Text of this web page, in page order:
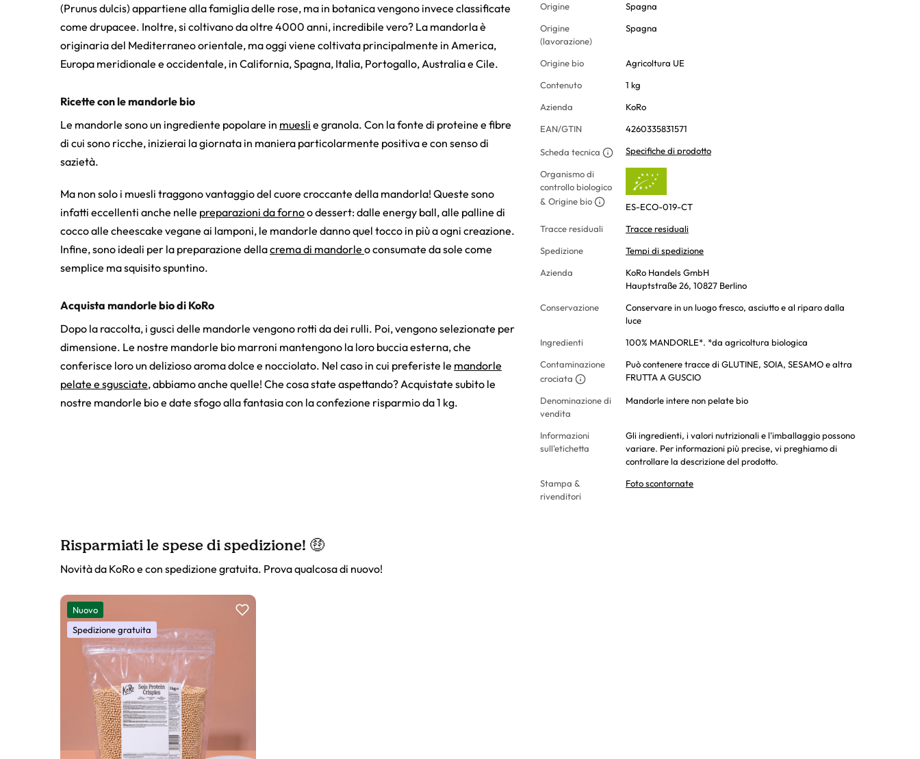
(Prunus dulcis) appartiene alla famiglia delle rose, ma in botanica vengono invece classificate
come drupacee. Inoltre, si coltivano da oltre 4000 anni, incredibile vero? La mandorla è
originaria del Mediterraneo orientale, ma oggi viene coltivata principalmente in America,
Europa meridionale e occidentale, in California, Spagna, Italia, Portogallo, Australia e Cile.
Ricette con le mandorle bio
Le mandorle sono un ingrediente popolare in muesli e granola. Con la fonte di proteine e fibre
di cui sono ricche, inizierai la giornata in maniera particolarmente positiva e con senso di
sazietà.
Ma non solo i muesli traggono vantaggio del cuore croccante della mandorla! Queste sono
infatti eccellenti anche nelle preparazioni da fornoo dessert: dalle energy ball, alle palline di
cocco alle cheescake vegane ai lamponi, le mandorle danno quel tocco in più a ogni creazione.
Infine, sono ideali per la preparazione dellacrema di mandorle o consumate da sole come
semplice ma squisito spuntino.
Acquista mandorle bio di KoRo
Dopo la raccolta, i gusci delle mandorle vengono rotti da dei rulli. Poi, vengono selezionate per
dimensione. Le nostre mandorle bio marroni mantengono la loro buccia esterna, che
conferisce loro un delizioso aroma dolce e nocciolato. Nel caso in cui preferiste le mandorle
pelate e sgusciate, abbiamo anche quelle! Che cosa state aspettando? Acquistate subito le
nostre mandorle bio e date sfogo alla fantasia con la confezione risparmio da 1 kg.
Origine
Spagna
Origine
(lavorazione)
Spagna
Origine bio
Agricoltura UE
Contenuto
1 kg
Azienda
KoRo
EAN/GTIN
4260335831571
Scheda tecnica Specifiche di prodotto
Organismo di
controllo biologico
& Origine bio
ES-ECO-019-CT
Tracce residuali
Tracce residuali
Spedizione
Tempi di spedizione
Azienda
KoRo Handels GmbH
Hauptstraße 26, 10827 Berlino
Conservazione
Conservare in un luogo fresco, asciutto e al riparo dalla
luce
Ingredienti
100% MANDORLE*. *da agricoltura biologica
Contaminazione
crociata
Può contenere tracce di GLUTINE, SOIA, SESAMO e altra
FRUTTA A GUSCIO
Denominazione di
vendita
Mandorle intere non pelate bio
Informazioni
sull'etichetta
Gli ingredienti, i valori nutrizionali e l'imballaggio possono
variare. Per informazioni più precise, vi preghiamo di
controllare la descrizione del prodotto.
Stampa &
rivenditori
Foto scontornate
Risparmiati le spese di spedizione! 🤑
Novità da KoRo e con spedizione gratuita. Prova qualcosa di nuovo!
Slider prodotto
Nuovo
Spedizione gratuita